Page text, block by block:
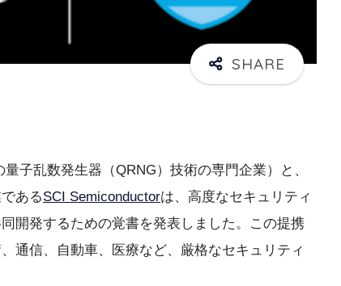
量子乱数発生器（QRNG）技術の専門企業）と、
あるSCI Semiconductorは、高度なセキュリティ
開発するための覚書を発表しました。この提携
通信、自動車、医療など、厳格なセキュリティ